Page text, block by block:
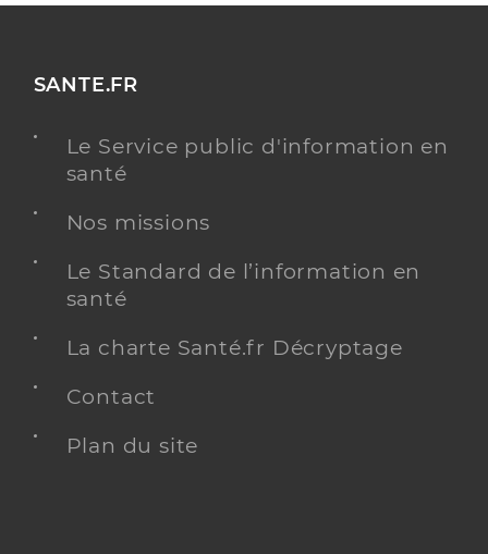
SANTE.FR
Le Service public d'information en
santé
Nos missions
Le Standard de l’information en
santé
La charte Santé.fr Décryptage
Contact
Plan du site